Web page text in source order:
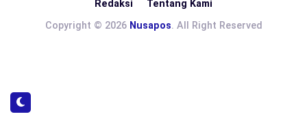
Redaksi
Tentang Kami
Copyright © 2026 Nusapos. All Right Reserved